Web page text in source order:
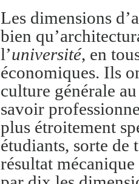
Les dimensions
bien
l’université, en
économiques. Ils
culture générale
savoir
plus étroitement
étudiants, sorte de
résultat